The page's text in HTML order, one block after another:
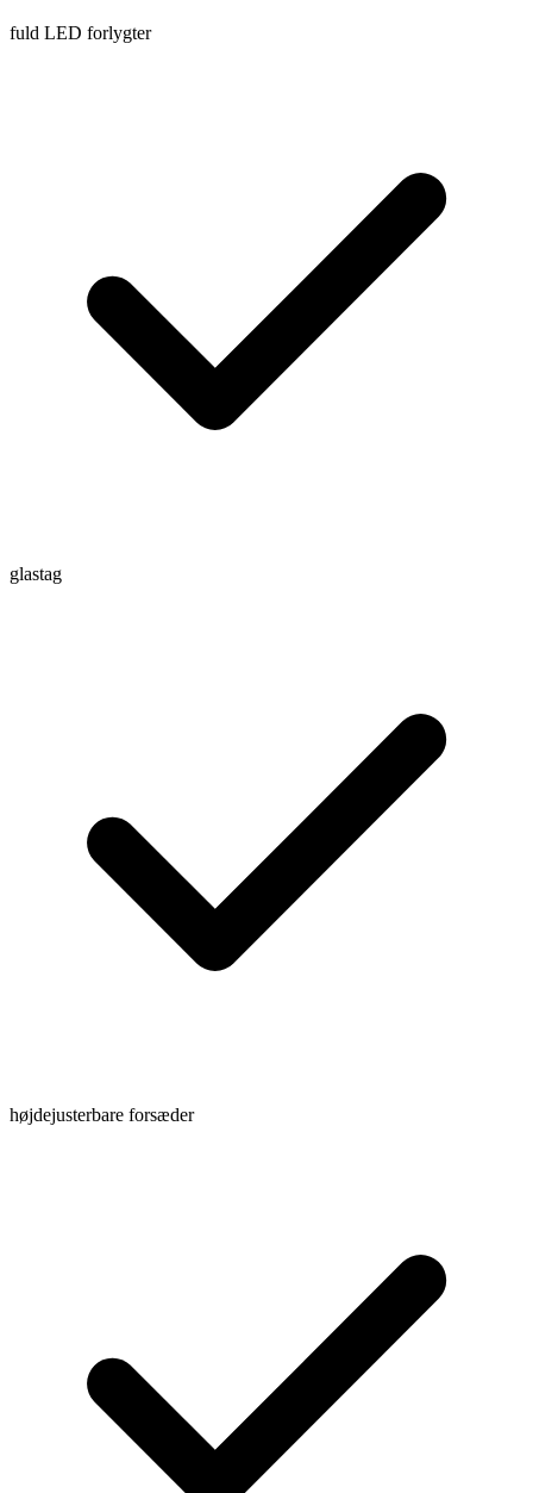
fuld LED forlygter
glastag
højdejusterbare forsæder